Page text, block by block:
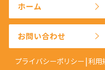
ホーム
お問い合わせ
プライバシーポリシー 利用